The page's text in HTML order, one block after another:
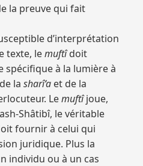
la preuve qui fait
d’interprétation
texte, lemuftîdoit
spécifique à la lumière à
la sharî‘a et de la
Lemuftîjoue,
Shâtibî, le véritable
fournir à celui qui
juridique. Plus la
individu ou à un cas